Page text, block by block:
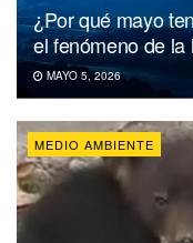
¿Por qué mayo
el fenómeno de la
MAYO 5, 2026
MEDIO AMBIENTE